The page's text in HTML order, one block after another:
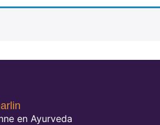
en Ayurveda